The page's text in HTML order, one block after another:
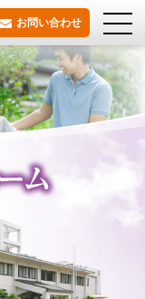
お問い合わせ